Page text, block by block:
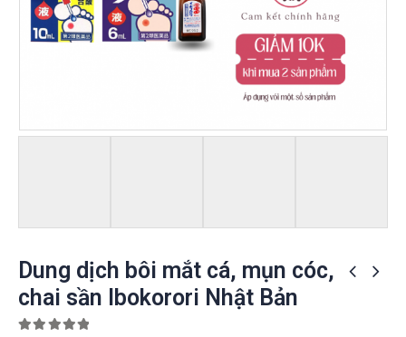
Dung dịch bôi mắt cá, mụn cóc,
chai sần Ibokorori Nhật Bản